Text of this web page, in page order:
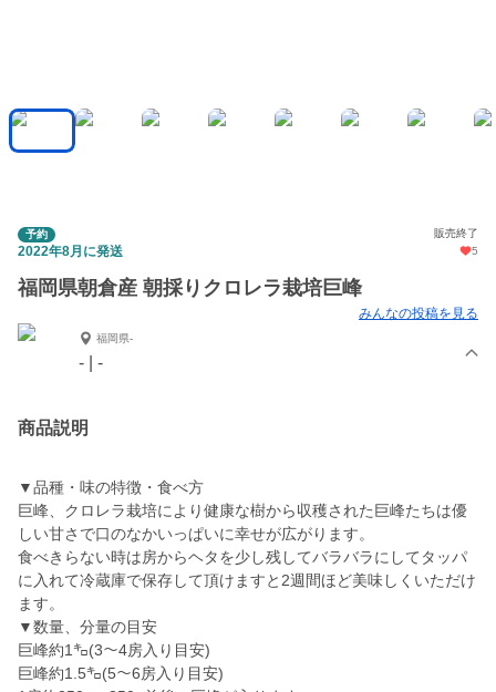
予約 販売終了
2022年8月に発送 5
福岡県朝倉産 朝採りクロレラ栽培巨峰
みんなの投稿を見る
福岡県-
- | -
商品説明
▼品種・味の特徴・食べ方
巨峰、クロレラ栽培により健康な樹から収穫された巨峰たちは優
しい甘さで口のなかいっぱいに幸せが広がります。
食べきらない時は房からヘタを少し残してバラバラにしてタッパ
に入れて冷蔵庫で保存して頂けますと2週間ほど美味しくいただけ
ます。
▼数量、分量の目安
巨峰約1㌔(3～4房入り目安)
巨峰約1.5㌔(5～6房入り目安)